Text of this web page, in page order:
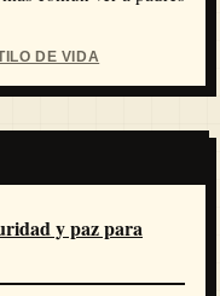
DE VIDA
y paz para